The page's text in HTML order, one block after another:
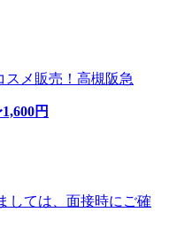
スメ販売！高槻阪急
1,600円
しては、面接時にご確